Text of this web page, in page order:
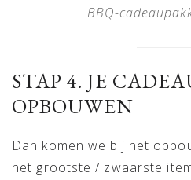
BBQ-
STAP 4. JE
OPBOUWEN
Dan komen we bij het
het grootste / zwaarste